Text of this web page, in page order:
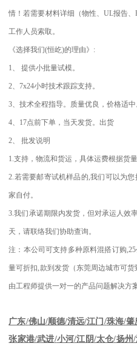
情！若需要材料详细（物性、 UL报告、
工作人员索取。
《选择我们(恒屹)的理由》 :
1、提供小批量试模。
2、7x24小时技术跟踪支持。
3、技术全程指导。质量优良，价格适中
4、 17点前下单，当天发货。出货
2、批发说明
1.支持，物流和货运，具体运费根据货
2.若需要邮寄试机样品的,我们可以为您
家自付。
3.我们承诺期限内发货，但对承运人效
天，请联络我们协助查询。
注：本公司可支持多种原料混搭订购,25
量可折扣,款到发货（东莞周边城市可货
由工程师提供一对一的产品问题解决方案
广东/佛山/顺德/清远/江门 /珠海/肇
张家港/武进/小河/江阴/太仓/扬州/